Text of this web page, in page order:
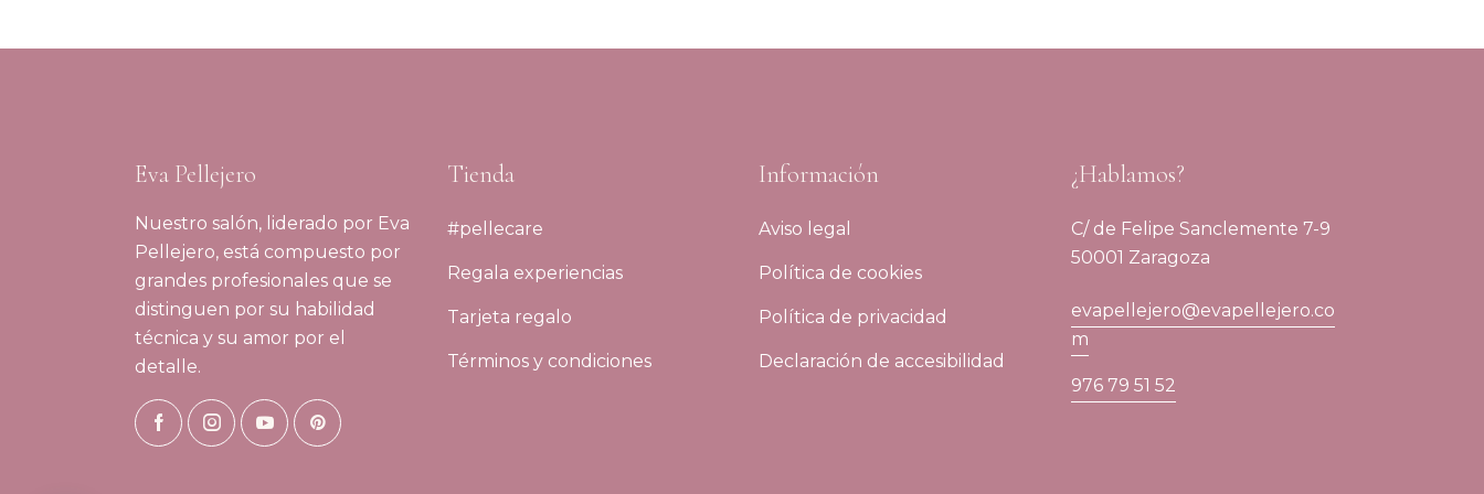
Eva Pellejero
Nuestro salón, liderado por Eva
Pellejero, está compuesto por
grandes profesionales que se
distinguen por su habilidad
técnica y su amor por el
detalle.
Tienda
#pellecare
Regala experiencias
Tarjeta regalo
Términos y condiciones
Información
Aviso legal
Política de cookies
Política de privacidad
Declaración de accesibilidad
¿Hablamos?
C/ de Felipe Sanclemente 7-9
50001 Zaragoza
evapellejero@evapellejero.co
m
976 79 51 52